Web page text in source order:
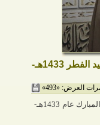
سماحة الشيخ د. عبدالله اليوسف يلقي خطبة صلاة عيد الفطر 1433هـ-
العرض: «493»
سماحة الشيخ د. عبدالله اليوسف يلقي خطبة صلاة عيد الفطر المبارك عام 1433هـ-